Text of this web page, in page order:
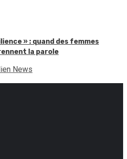
» : quand des femmes
la parole
News